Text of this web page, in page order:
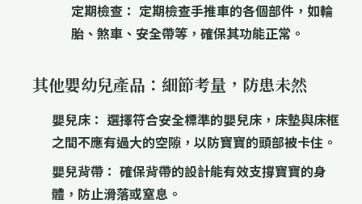
定期檢查： 定期檢查手推車的各個部件，如輪
胎、煞車、安全帶等，確保其功能正常。
其他嬰幼兒產品：細節考量，防患未然
嬰兒床： 選擇符合安全標準的嬰兒床，床墊與床框
之間不應有過大的空隙，以防寶寶的頭部被卡住。
嬰兒背帶： 確保背帶的設計能有效支撐寶寶的身
體，防止滑落或窒息。